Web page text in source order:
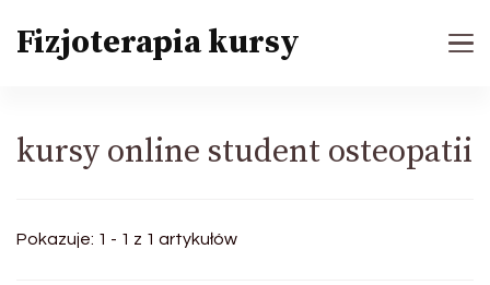
Fizjoterapia kursy
kursy online student osteopatii
Pokazuje: 1 - 1 z 1 artykułów